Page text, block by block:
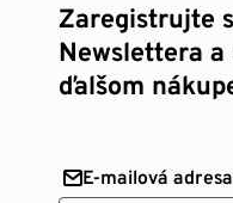
Zaregistrujte
Newslettera
ďalšom
E-mailová